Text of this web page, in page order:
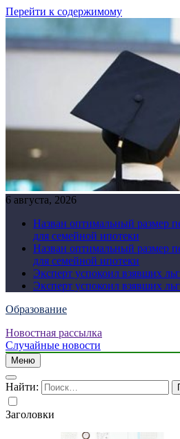
Перейти к содержимому
6 августа, 2026
Назван оптимальный размер
для семейной ипотеки
Назван оптимальный размер
для семейной ипотеки
Эксперт успокоил взявших
Эксперт успокоил взявших
Образование
Новостная рассылка
Случайные новости
Меню
Найти:
Заголовки